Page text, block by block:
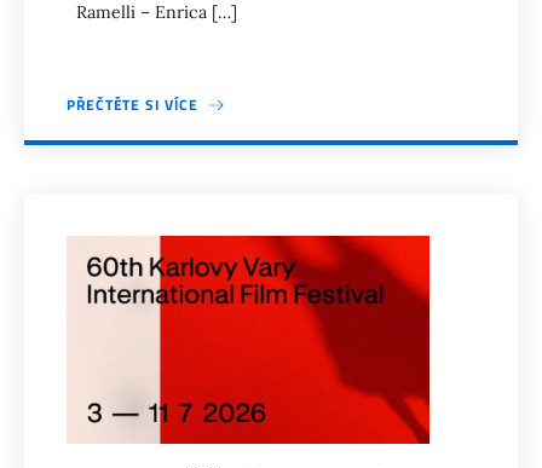
Ramelli – Enrica […]
PŘEČTĚTE SI VÍCE